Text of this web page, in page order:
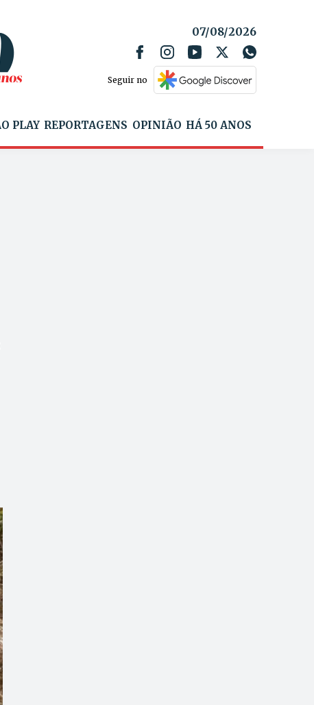
07/08/2026
Seguir no
PLAY REPORTAGENS OPINIÃO HÁ 50 ANOS